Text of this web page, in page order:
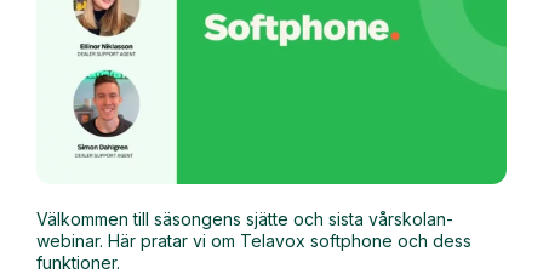
Välkommen till säsongens sjätte och sista vårskolan-
webinar. Här pratar vi om Telavox softphone och dess
funktioner.